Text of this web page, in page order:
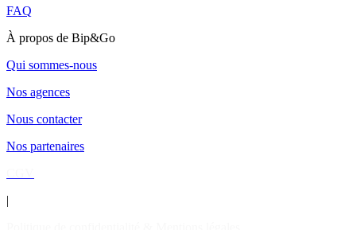
FAQ
À propos de Bip&Go
Qui sommes-nous
Nos agences
Nous contacter
Nos partenaires
|